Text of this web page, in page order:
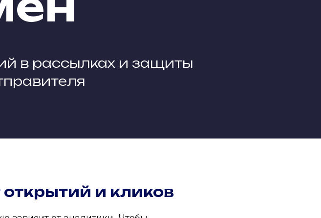
в рассылках и защиты
открытий и кликов